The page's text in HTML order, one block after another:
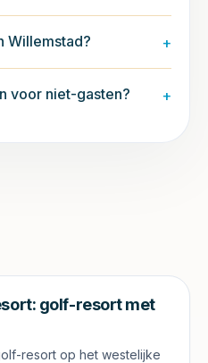
Willemstad? +
voor niet-gasten? +
golf-resort met
resort op het westelijke